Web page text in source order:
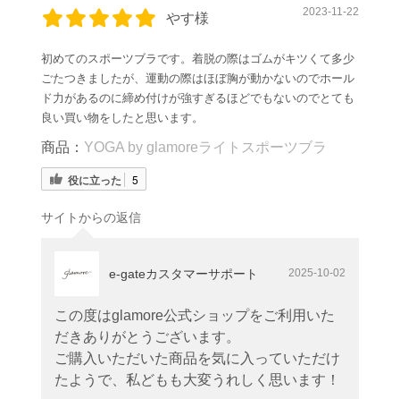
やす様 2023-11-22
初めてのスポーツブラです。着脱の際はゴムがキツくて多少
ごたつきましたが、運動の際はほぼ胸が動かないのでホール
ド力があるのに締め付けが強すぎるほどでもないのでとても
良い買い物をしたと思います。
商品： YOGA by glamoreライトスポーツブラ
役に立った 5
サイトからの返信
e-gateカスタマーサポート 2025-10-02
この度はglamore公式ショップをご利用いた
だきありがとうございます。
ご購入いただいた商品を気に入っていただけ
たようで、私どもも大変うれしく思います！